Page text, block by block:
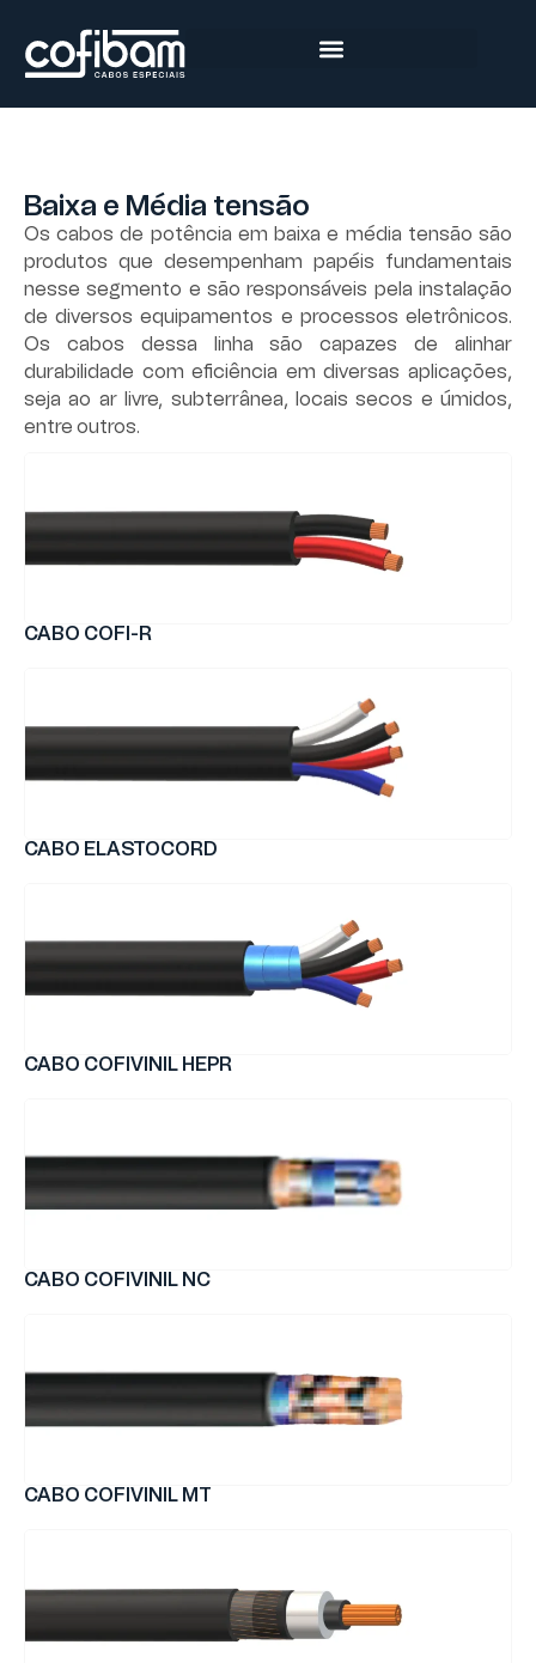
Baixa e Média tensão
Os cabos de potência em baixa e média tensão são
produtos que desempenham papéis fundamentais
nesse segmento e são responsáveis pela instalação
de diversos equipamentos e processos eletrônicos.
Os cabos dessa linha são capazes de alinhar
durabilidade com eficiência em diversas aplicações,
seja ao ar livre, subterrânea, locais secos e úmidos,
entre outros.
CABO COFI-R
CABO ELASTOCORD
CABO COFIVINIL HEPR
CABO COFIVINIL NC
CABO COFIVINIL MT